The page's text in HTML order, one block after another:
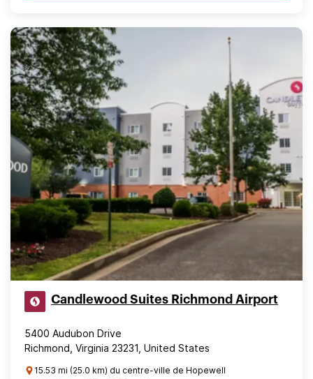
Candlewood Suites Richmond Airport
5400 Audubon Drive
Richmond, Virginia 23231, United States
15.53 mi (25.0 km) du centre-ville de Hopewell